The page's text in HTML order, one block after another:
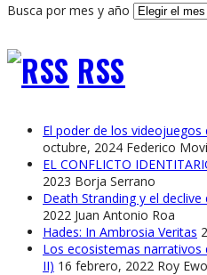
Busca por mes y año
RSS
El poder de los
octubre, 2024 Federico
EL CONFLICTO
2023 Borja Serrano
Death Stranding y el
2022 Juan Antonio Roa
Hades: In Ambrosia Veritas
Los ecosistemas narrativos
II) 16 febrero, 2022 Roy